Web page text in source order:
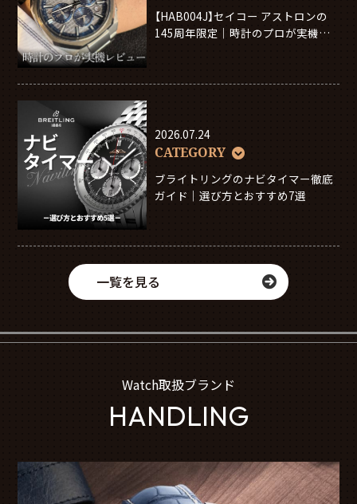
【HAB004J】セイコー アストロンの
145周年限定｜時計のプロが実機レ
2026.07.24
CATEGORY
ブライトリングのナビタイマー徹底
ガイド｜選び方とおすすめ7選
一覧を見る
Watch取扱ブランド
HANDLING